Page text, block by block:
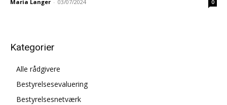
Maria Langer - 03/07/2024 0
Kategorier
Alle rådgivere
Bestyrelsesevaluering
Bestyrelsesnetværk